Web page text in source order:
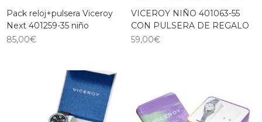
Pack reloj+pulsera Viceroy
Next 401259-35 niño
85,00€
VICEROY NIÑO 401063-55
CON PULSERA DE REGALO
59,00€